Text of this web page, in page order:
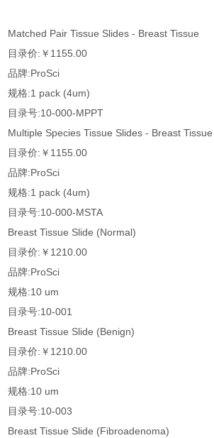
Matched Pair Tissue Slides - Breast Tissue
目录价:￥1155.00
品牌:ProSci
规格:1 pack (4um)
目录号:10-000-MPPT
Multiple Species Tissue Slides - Breast Tissue
目录价:￥1155.00
品牌:ProSci
规格:1 pack (4um)
目录号:10-000-MSTA
Breast Tissue Slide (Normal)
目录价:￥1210.00
品牌:ProSci
规格:10 um
目录号:10-001
Breast Tissue Slide (Benign)
目录价:￥1210.00
品牌:ProSci
规格:10 um
目录号:10-003
Breast Tissue Slide (Fibroadenoma)